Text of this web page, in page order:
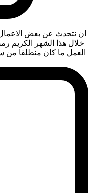
ان نتحدث عن بعض الاعمال
خلال هذا الشهر الكريم
العمل ما كان منطلقا من